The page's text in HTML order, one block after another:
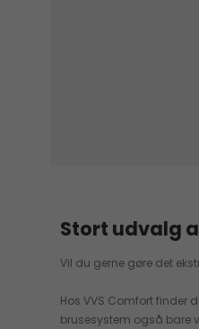
Stort udvalg
Vil du gerne gøre det
Hos VVS Comfort finder
brusesystem også bare